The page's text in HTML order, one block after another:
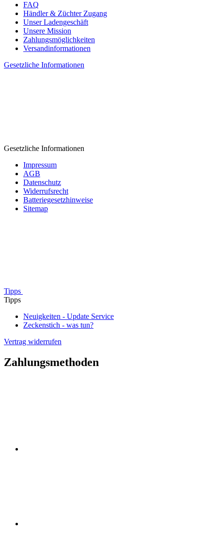
FAQ
Händler & Züchter Zugang
Unser Ladengeschäft
Unsere Mission
Zahlungsmöglichkeiten
Versandinformationen
Gesetzliche Informationen
Gesetzliche Informationen
Impressum
AGB
Datenschutz
Widerrufsrecht
Batteriegesetzhinweise
Sitemap
Tipps
Tipps
Neuigkeiten - Update Service
Zeckenstich - was tun?
Vertrag widerrufen
Zahlungsmethoden